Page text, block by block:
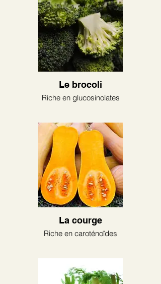
Le brocoli
Riche en glucosinolates
La courge
Riche en caroténoïdes